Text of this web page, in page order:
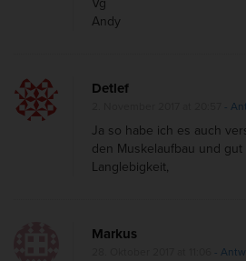
t
u
t
h
Andy
Detlef
-
Ja so habe ich es auch
den Muskelaufbau und
Langlebigkeit,
Markus
-